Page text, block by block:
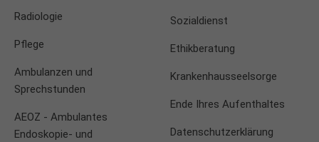
Radiologie
Pflege
Ambulanzen und
Sprechstunden
AEOZ - Ambulantes
Endoskopie- und
Sozialdienst
Ethikberatung
Krankenhausseelsorge
Ende Ihres Aufenthaltes
Datenschutzerklärung